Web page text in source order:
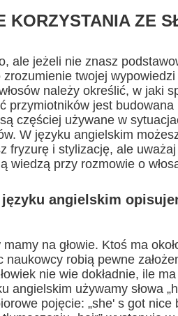
KORZYSTANIA ZE
ale jeżeli nie znasz
zrozumienie twojej
należy określić, w jaki
przymiotników jest
częściej używane w
W języku angielskim
fryzurę i stylizację, ale
wiedzą przy rozmowie o
języku angielskim
na głowie. Ktoś ma
naukowcy robią pewne
nie wie dokładnie, ile
angielskim używamy słowa
pojęcie: „she' s got nice